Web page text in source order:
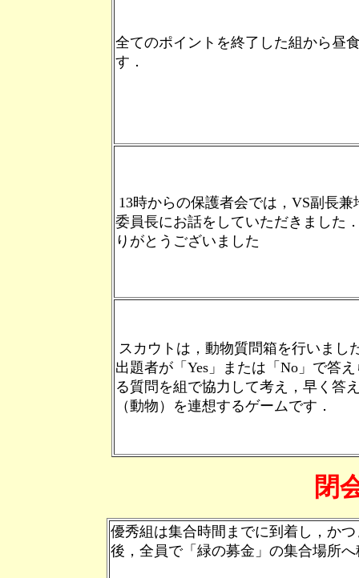
全てのポイントを終了した組から昼
す．
13時からの保護者会では，VS副長兼
委員長にお話をしていただきました
りがとうございました
スカウトは，動物質問箱を行いまし
出題者が「Yes」または「No」で答
る質問を組で協力して考え，早く答
（動物）を連想するゲームです．
閉
優秀組は集合時間までに到着し，か
後，全員で「緑の募金」の集合場所